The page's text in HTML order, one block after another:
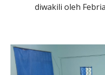
diwakili oleh